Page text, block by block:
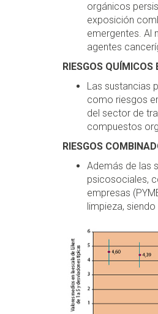
orgánicos
exposición
emergentes. Al
agentes
RIESGOS
Las sustancias
como riesgos
del sector de
compuestos
RIESGOS
Además de las
psicosociales,
empresas
limpieza,